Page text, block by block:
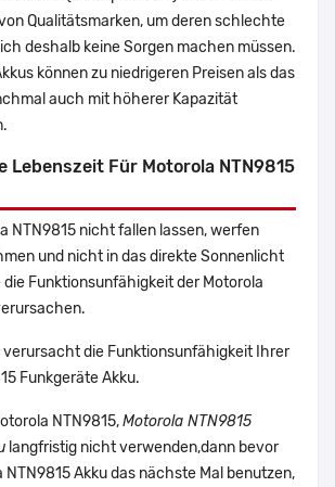
Qualitätsmarken, um deren schlechte
deshalb keine Sorgen machen müssen.
können zu niedrigeren Preisen als das
auch mit höherer Kapazität
Lebenszeit Für Motorola NTN9815
NTN9815 nicht fallen lassen, werfen
und nicht in das direkte Sonnenlicht
die Funktionsunfähigkeit der Motorola
verursacht die Funktionsunfähigkeit Ihrer
Funkgeräte Akku.
NTN9815,Motorola NTN9815
langfristig nicht verwenden,dann bevor
NTN9815 Akku das nächste Mal benutzen,